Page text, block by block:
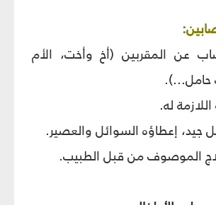
عن المقربين (أخ وأخت، الأم
حامل...).
له.
جيد، إعطاؤه السوائل والعصير.
الموصوف من قبل الطبيب.